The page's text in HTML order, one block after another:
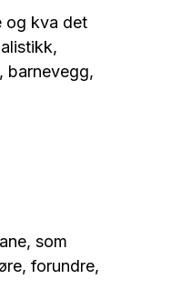
og kva det
barnevegg,
som
forundre,